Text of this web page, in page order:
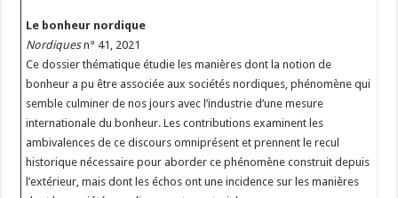
Le bonheur nordique
Nordiquesn° 41, 2021
Ce dossier thématique étudie les manières dont la notion de
bonheur a pu être associée aux sociétés nordiques, phénomène qui
semble culminer de nos jours avec l’industrie d’une mesure
internationale du bonheur. Les contributions examinent les
ambivalences de ce discours omniprésent et prennent le recul
historique nécessaire pour aborder ce phénomène construit depuis
l’extérieur, mais dont les échos ont une incidence sur les manières